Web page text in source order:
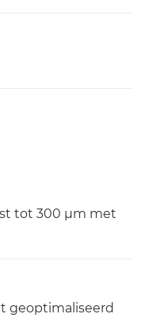
tot 300 μm met
geoptimaliseerd